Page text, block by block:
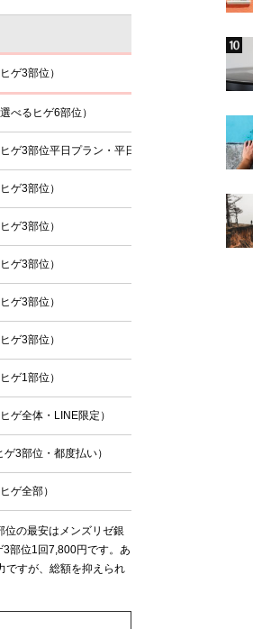
ゲ3部位）
べるヒゲ6部位）
ゲ3部位平日プラン・平日11:00〜20:00のみ）
ゲ3部位）
ゲ3部位）
ゲ3部位）
ゲ3部位）
ゲ3部位）
ゲ1部位）
ゲ全体・LINE限定）
3部位・都度払い）
ゲ全部）
の最安はメンズリゼ銀
部位1回7,800円です。あ
ですが、総額を抑えられ